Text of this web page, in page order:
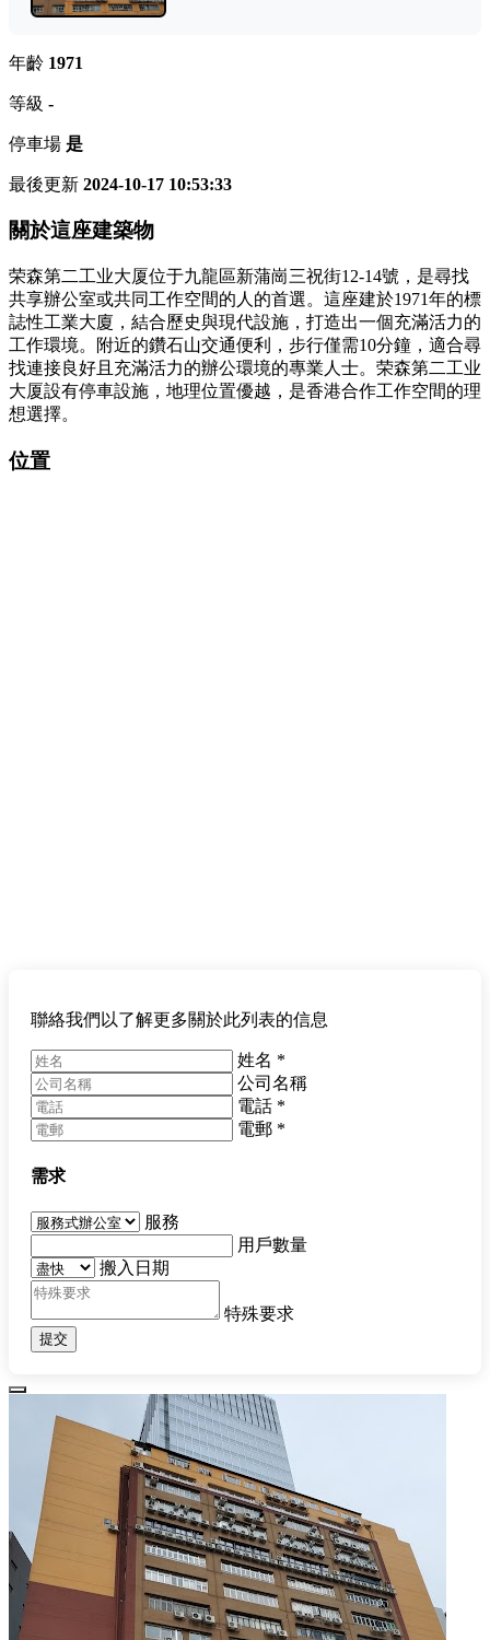
年齡 1971
等級 -
停車場 是
最後更新 2024-10-17 10:53:33
關於這座建築物
荣森第二工业大厦位于九龍區新蒲崗三祝街12-14號，是尋找
共享辦公室或共同工作空間的人的首選。這座建於1971年的標
誌性工業大廈，結合歷史與現代設施，打造出一個充滿活力的
工作環境。附近的鑽石山交通便利，步行僅需10分鐘，適合尋
找連接良好且充滿活力的辦公環境的專業人士。荣森第二工业
大厦設有停車設施，地理位置優越，是香港合作工作空間的理
想選擇。
位置
聯絡我們以了解更多關於此列表的信息
姓名 *
公司名稱
電話 *
電郵 *
需求
服務
用戶數量
搬入日期
特殊要求
提交